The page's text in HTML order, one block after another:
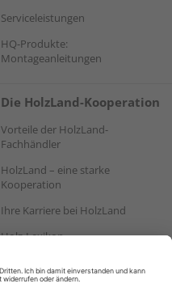
Serviceleistungen
HQ-Produkte:
Montageanleitungen
Die HolzLand-Kooperation
Vorteile der HolzLand-
Fachhändler
HolzLand – eine starke
Kooperation
Ihre Karriere bei HolzLand
Holz-Lexikon